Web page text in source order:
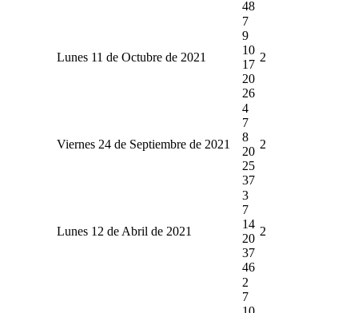
48
Lunes 11 de Octubre de 2021
7
9
10
17
20
26
2
Viernes 24 de Septiembre de 2021
4
7
8
20
25
37
2
Lunes 12 de Abril de 2021
3
7
14
20
37
46
2
2
7